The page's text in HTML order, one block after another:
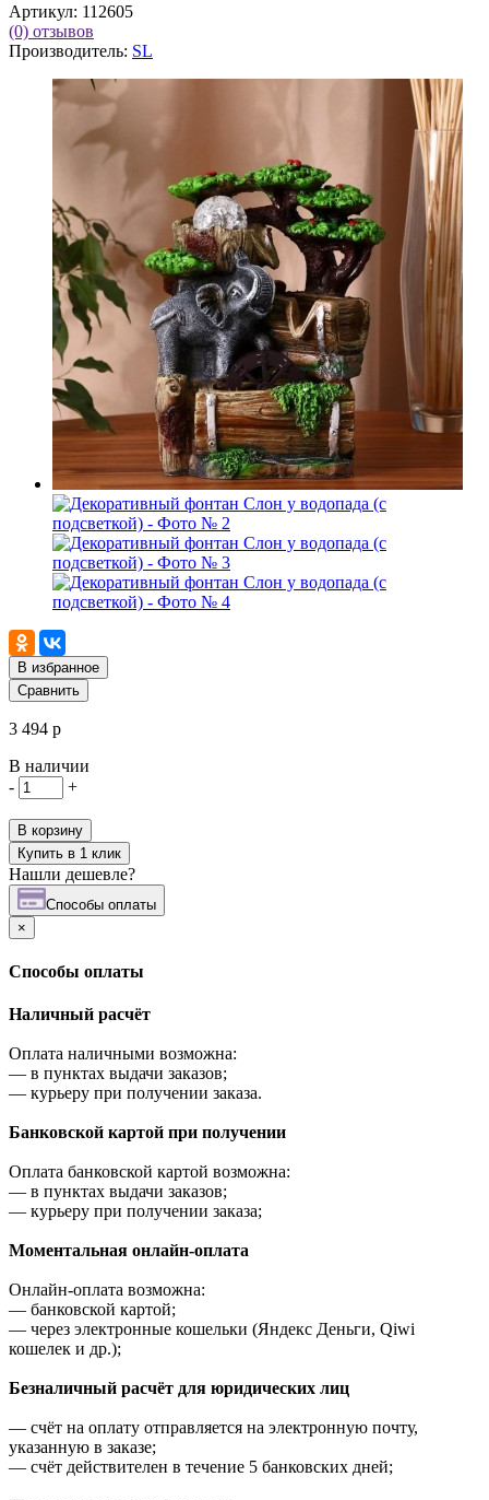
Артикул: 112605
(0) отзывов
Производитель: SL
В избранное
Сравнить
3 494 р
В наличии
-
+
В корзину
Купить в 1 клик
Нашли дешевле?
Cпособы оплаты
×
Cпособы оплаты
Наличный расчёт
Оплата наличными возможна:
— в пунктах выдачи заказов;
— курьеру при получении заказа.
Банковской картой при получении
Оплата банковской картой возможна:
— в пунктах выдачи заказов;
— курьеру при получении заказа;
Моментальная онлайн-оплата
Онлайн-оплата возможна:
— банковской картой;
— через электронные кошельки (Яндекс Деньги, Qiwi
кошелек и др.);
Безналичный расчёт для юридических лиц
— счёт на оплату отправляется на электронную почту,
указанную в заказе;
— счёт действителен в течение 5 банковских дней;